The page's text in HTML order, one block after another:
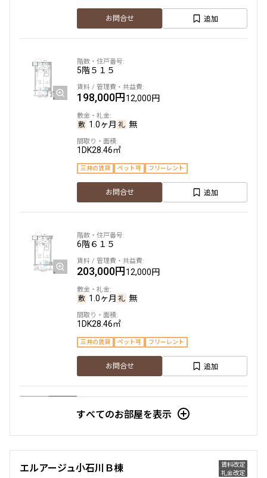
1LDK+N（土間）42.39㎡
新築 三井の賃貸 ペット可 フリーレント
１００７
258,000円
1LDK42.39㎡
新築 三井の賃貸 ペット可 フリーレント
２０３
284,000円
2LDK+SIC＋TR48.86㎡
新築 三井の賃貸 ペット可 フリーレント
5階５０３
お問合せ 追加
5階５１５
198,000円12,000円
1.0ヶ月 無
1DK28.46㎡
三井の賃貸 ペット可 フリーレント
お問合せ 追加
6階６１５
203,000円12,000円
1.0ヶ月 無
1DK28.46㎡
三井の賃貸 ペット可 フリーレント
お問合せ 追加
215,000円
すべてのお部屋を表示
賃料改定
礼金改定
エルアージュ小石川Ｂ棟